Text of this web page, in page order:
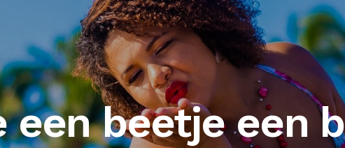
een beetje een